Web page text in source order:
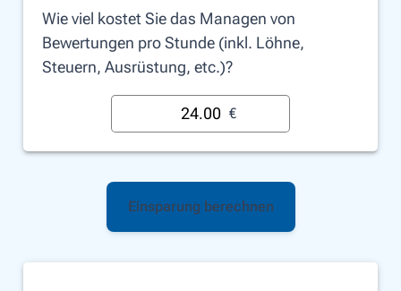
Wie viel kostet Sie das Managen von
Bewertungen pro Stunde (inkl. Löhne,
Steuern, Ausrüstung, etc.)?
€
Einsparung berechnen